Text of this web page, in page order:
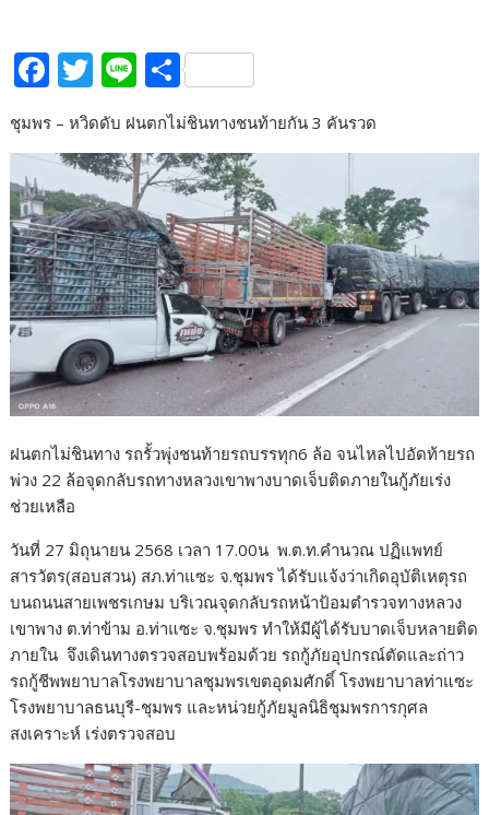
F
ac
e
b
o
o
k
T
w
itt
er
Li
e
S
h
ar
e
ชุมพร – หวิดดับ ฝนตกไม่ชินทางชนท้ายกัน 3 คันรวด
ฝนตกไม่ชินทาง รถรั้วพุ่งชนท้ายรถบรรทุก6 ล้อ จนไหลไปอัดท้ายรถ
พ่วง 22 ล้อจุดกลับรถทางหลวงเขาพางบาดเจ็บติดภายในกู้ภัยเร่ง
ช่วยเหลือ
วันที่ 27 มิถุนายน 2568 เวลา 17.00น พ.ต.ท.คำนวณ ปฏิแพทย์
สารวัตร(สอบสวน) สภ.ท่าแซะ จ.ชุมพร ได้รับแจ้งว่าเกิดอุบัติเหตุรถ
บนถนนสายเพชรเกษม บริเวณจุดกลับรถหน้าป้อมตำรวจทางหลวง
เขาพาง ต.ท่าข้าม อ.ท่าแซะ จ.ชุมพร ทำให้มีผู้ได้รับบาดเจ็บหลายติด
ภายใน จึงเดินทางตรวจสอบพร้อมด้วย รถกู้ภัยอุปกรณ์ตัดและถ่าว
รถกู้ชีพพยาบาลโรงพยาบาลชุมพรเขตอุดมศักดิ์ โรงพยาบาลท่าแซะ
โรงพยาบาลธนบุรี-ชุมพร และหน่วยกู้ภัยมูลนิธิชุมพรการกุศล
สงเคราะห์ เร่งตรวจสอบ